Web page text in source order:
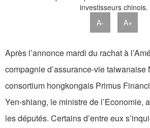
A- A+
Après l’annonce mardi du rachat à
compagnie d’assurance-vie taiwanaise
consortium hongkongais Primus
Yen-shiang, le ministre de l’Economie,
les députés. Certains d’entre eux